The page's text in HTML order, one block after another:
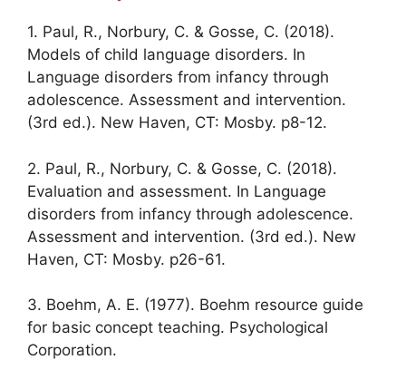
1. Paul, R., Norbury, C. & Gosse, C. (2018).
Models of child language disorders. In
Language disorders from infancy through
adolescence. Assessment and intervention.
(3rd ed.). New Haven, CT: Mosby. p8-12.
2. Paul, R., Norbury, C. & Gosse, C. (2018).
Evaluation and assessment. In Language
disorders from infancy through adolescence.
Assessment and intervention. (3rd ed.). New
Haven, CT: Mosby. p26-61.
3. Boehm, A. E. (1977). Boehm resource guide
for basic concept teaching. Psychological
Corporation.